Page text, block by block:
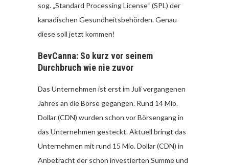
sog. „Standard Processing License“ (SPL) der
kanadischen Gesundheitsbehörden. Genau
diese soll jetzt kommen!
BevCanna: So kurz vor seinem
Durchbruch wie nie zuvor
Das Unternehmen ist erst im Juli vergangenen
Jahres an die Börse gegangen. Rund 14 Mio.
Dollar (CDN) wurden schon vor Börsengang in
das Unternehmen gesteckt. Aktuell bringt das
Unternehmen mit rund 15 Mio. Dollar (CDN) in
Anbetracht der schon investierten Summe und